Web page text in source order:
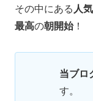
その中にある人
最高の朝開始！
当ブロ
す。